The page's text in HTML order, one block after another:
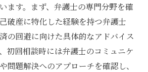
ます。まず、弁護士の専門分野を確
破産に特化した経験を持つ弁護士
の回避に向けた具体的なアドバイス
初回相談時には弁護士のコミュニケ
問題解決へのアプローチを確認し、